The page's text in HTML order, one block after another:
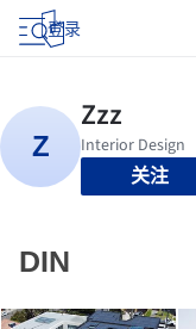
登录
关注
DIN